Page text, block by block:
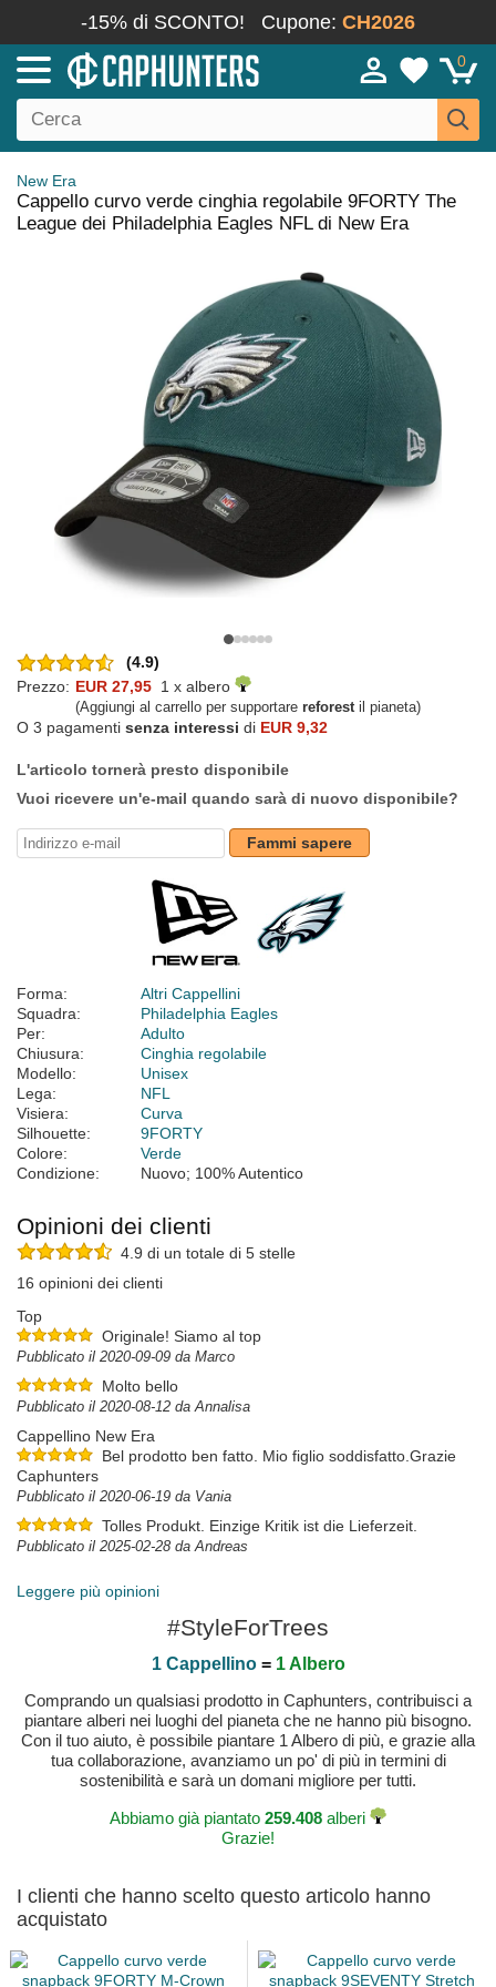
-15% di SCONTO! Cupone: CH2026
0
New Era
Cappello curvo verde cinghia regolabile 9FORTY The
League dei Philadelphia Eagles NFL di New Era
(4.9)
Prezzo: EUR 27,95 1 x albero
(Aggiungi al carrello per supportare reforestil pianeta)
O 3 pagamenti senza interessi di EUR 9,32
L'articolo tornerà presto disponibile
Vuoi ricevere un'e-mail quando sarà di nuovo disponibile?
Fammi sapere
Forma:
Altri Cappellini
Squadra:
Philadelphia Eagles
Per:
Adulto
Chiusura:
Cinghia regolabile
Modello:
Unisex
Lega:
NFL
Visiera:
Curva
Silhouette:
9FORTY
Colore:
Verde
Condizione:
Nuovo; 100% Autentico
Opinioni dei clienti
4.9 di un totale di 5 stelle
16 opinioni dei clienti
Top
Originale! Siamo al top
Pubblicato il 2020-09-09 da Marco
Molto bello
Pubblicato il 2020-08-12 da Annalisa
Cappellino New Era
Bel prodotto ben fatto. Mio figlio soddisfatto.Grazie
Caphunters
Pubblicato il 2020-06-19 da Vania
Tolles Produkt. Einzige Kritik ist die Lieferzeit.
Pubblicato il 2025-02-28 da Andreas
Leggere più opinioni
#StyleForTrees
1 Cappellino= 1 Albero
Comprando un qualsiasi prodotto in Caphunters, contribuisci a
piantare alberi nei luoghi del pianeta che ne hanno più bisogno.
Con il tuo aiuto, è possibile piantare 1 Albero di più, e grazie alla
tua collaborazione, avanziamo un po' di più in termini di
sostenibilità e sarà un domani migliore per tutti.
Abbiamo già piantato 259.408 alberi
Grazie!
I clienti che hanno scelto questo articolo hanno
acquistato